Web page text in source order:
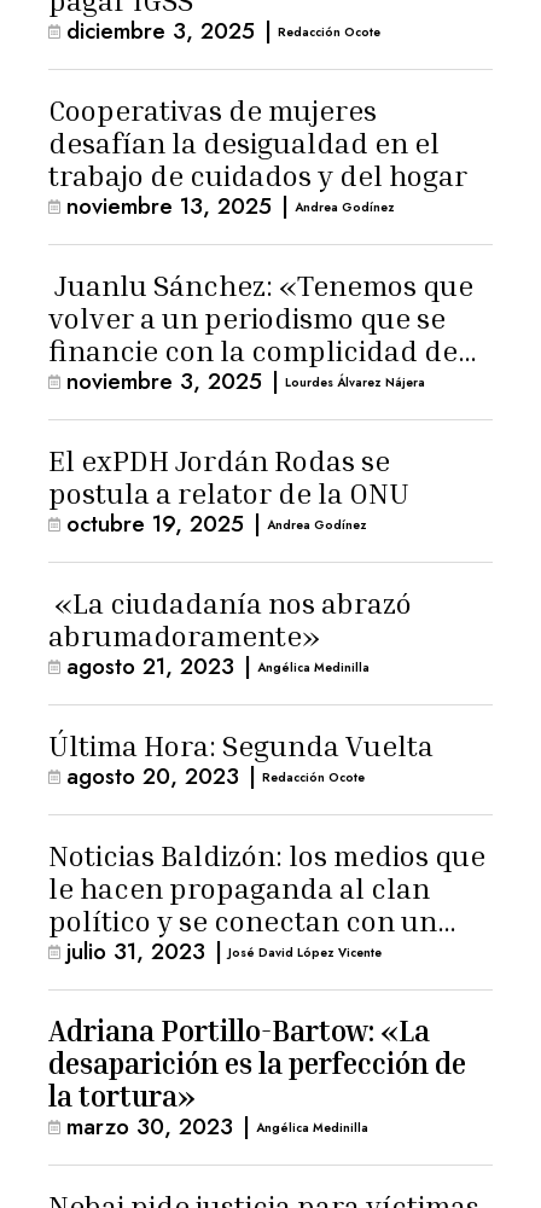
diciembre 3, 2025 | Redacción Ocote
Cooperativas de mujeres
desafían la desigualdad en el
trabajo de cuidados y del hogar
noviembre 13, 2025 | Andrea Godínez
Juanlu Sánchez: «Tenemos que
volver a un periodismo que se
financie con la complicidad de
los lectores»
noviembre 3, 2025 | Lourdes Álvarez Nájera
El exPDH Jordán Rodas se
postula a relator de la ONU
octubre 19, 2025 | Andrea Godínez
«La ciudadanía nos abrazó
abrumadoramente»
agosto 21, 2023 | Angélica Medinilla
Última Hora: Segunda Vuelta
agosto 20, 2023 | Redacción Ocote
Noticias Baldizón: los medios que
le hacen propaganda al clan
político y se conectan con un
hombre de confianza de
Giammattei
julio 31, 2023 | José David López Vicente
Adriana Portillo-Bartow: «La
desaparición es la perfección de
la tortura»
marzo 30, 2023 | Angélica Medinilla